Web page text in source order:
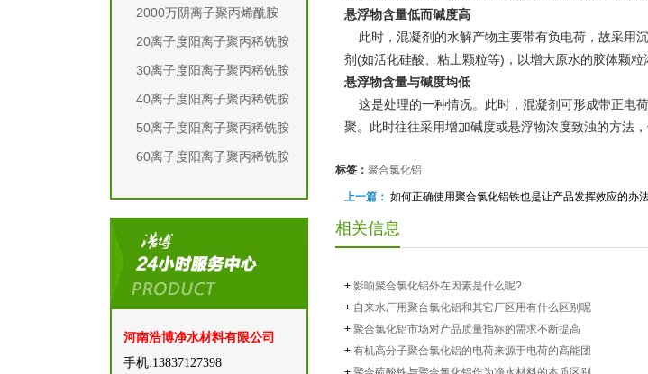
2000万阴离子聚丙烯酰胺
20离子度阳离子聚丙稀铣胺
30离子度阳离子聚丙稀铣胺
40离子度阳离子聚丙稀铣胺
50离子度阳离子聚丙稀铣胺
60离子度阳离子聚丙稀铣胺
河南浩博净水材料有限公司
手机:13837127398
悬浮物含量低而碱度高
此时，混凝剂的水解产物主要带有负电荷，故采用
剂(如活化硅酸、粘土颗粒等)，以增大原水的胶体颗粒
悬浮物含量与碱度均低
这是处理的一种情况。此时，混凝剂可形成带正电
聚。此时往往采用增加碱度或悬浮物浓度致浊的方法
标签： 聚合氯化铝​
上一篇： 如何正确使用聚合氯化铝铁也是让产品发挥效应的办
相关信息
+ 影响聚合氯化铝​外在因素是什么呢?
+ 自来水厂用聚合氯化铝​和其它厂区用有什么区别呢
+ 聚合氯化铝​市场对产品质量指标的需求不断提高
+ 有机高分子聚合氯化铝​的电荷来源于电荷的高能团